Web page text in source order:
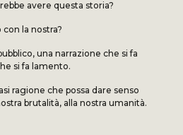
avere questa storia?
la nostra?
una narrazione che si fa
si fa lamento.
ragione che possa dare senso
brutalità, alla nostra umanità.